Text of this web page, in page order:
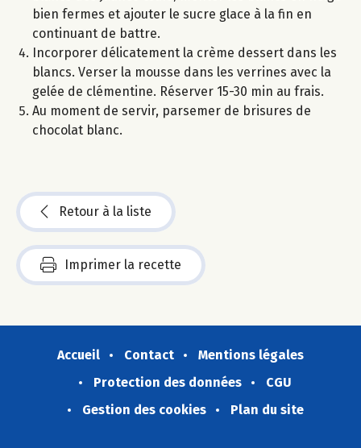
bien fermes et ajouter le sucre glace à la fin en
continuant de battre.
Incorporer délicatement la crème dessert dans les
blancs. Verser la mousse dans les verrines avec la
gelée de clémentine. Réserver 15-30 min au frais.
Au moment de servir, parsemer de brisures de
chocolat blanc.
Retour à la liste
Imprimer la recette
Accueil Contact
Mentions légales
Protection des données
CGU
Gestion des cookies
Plan du site